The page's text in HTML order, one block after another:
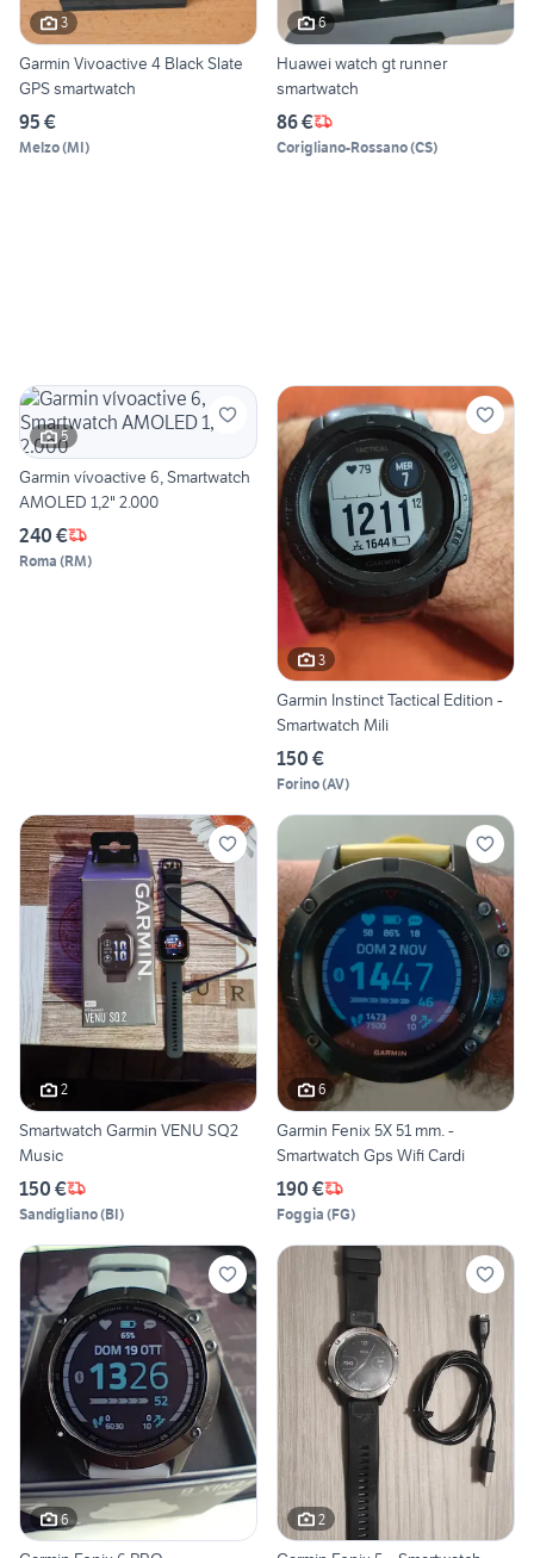
3
Garmin Vivoactive 4 Black Slate
GPS smartwatch
95 €
Melzo(MI)
6
Huawei watch gt runner
smartwatch
86 €
Corigliano-Rossano(CS)
5
Garmin vívoactive 6, Smartwatch
AMOLED 1,2" 2.000
240 €
Roma (RM)
3
Garmin Instinct Tactical Edition -
Smartwatch Mili
150 €
Forino(AV)
2
Smartwatch Garmin VENU SQ2
Music
150 €
Sandigliano(BI)
6
Garmin Fenix 5X 51 mm. -
Smartwatch Gps Wifi Cardi
190 €
Foggia (FG)
6 2